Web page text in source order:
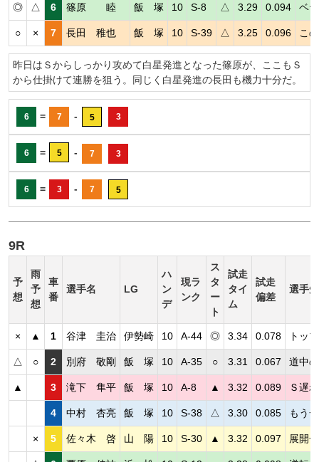
◎ △ 6 篠原 睦 飯 塚 10 S-8 △ 3.29 0.094 ベ
○ × 7 長田 稚也 飯 塚 10 S-39 △ 3.25 0.096 こ
昨日はＳからしっかり攻めて白星発進となった篠原が、ここもＳ
から仕掛けて連勝を狙う。同じく白星発進の長田も機力十分だ。
6 = 7 - 5 3
6 = 5 - 7 3
6 = 3 - 7 5
9R
予
想
雨
予
想
車
番
選手名 LG
ハ
ン
デ
現ラ
ンク
ス
タ
ー
ト
試走
タイ
ム
試走
偏差
選手
× ▲ 1 谷津 圭治 伊勢崎 10 A-44 ◎ 3.34 0.078 トッ
△ ○ 2 別府 敬剛 飯 塚 10 A-35 ○ 3.31 0.067 道中
▲ 3 滝下 隼平 飯 塚 10 A-8 ▲ 3.32 0.089 Ｓ遅
4 中村 杏亮 飯 塚 10 S-38 △ 3.30 0.085 もう
× 5 佐々木 啓 山 陽 10 S-30 ▲ 3.32 0.097 展開